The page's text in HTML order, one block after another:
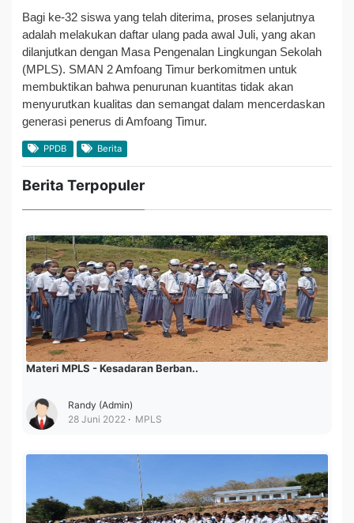
Bagi ke-32 siswa yang telah diterima, proses selanjutnya
adalah melakukan daftar ulang pada awal Juli, yang akan
dilanjutkan dengan Masa Pengenalan Lingkungan Sekolah
(MPLS). SMAN 2 Amfoang Timur berkomitmen untuk
membuktikan bahwa penurunan kuantitas tidak akan
menyurutkan kualitas dan semangat dalam mencerdaskan
generasi penerus di Amfoang Timur.
PPDB Berita
Berita Terpopuler
Materi MPLS - Kesadaran Berban..
Randy (Admin)
28 Juni 2022
MPLS